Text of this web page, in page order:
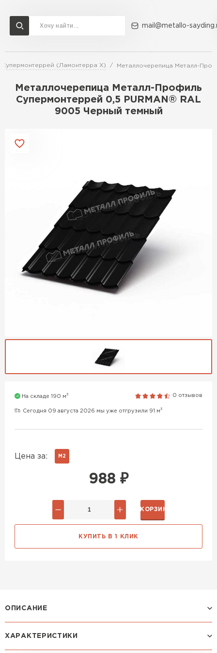
mail@metallo-
Супермонтеррей (Ламонтерра X) Металлочерепица Металл-
Металлочерепица Металл-Профиль
Супермонтеррей 0,5 PURMAN® RAL
9005 Черный темный
На складе 190 м3 0 отзывов
Сегодня 09 августа 2026 мы уже отгрузили 91 м3
Цена за: М2
988 ₽
В КОРЗИНУ
КУПИТЬ В 1 КЛИК
ОПИСАНИЕ
Профиль ЛАМОНТЕРРА X:
ХАРАКТЕРИСТИКИ
Доставка и оплата Акции О компании Контакты
Перейти в каталог